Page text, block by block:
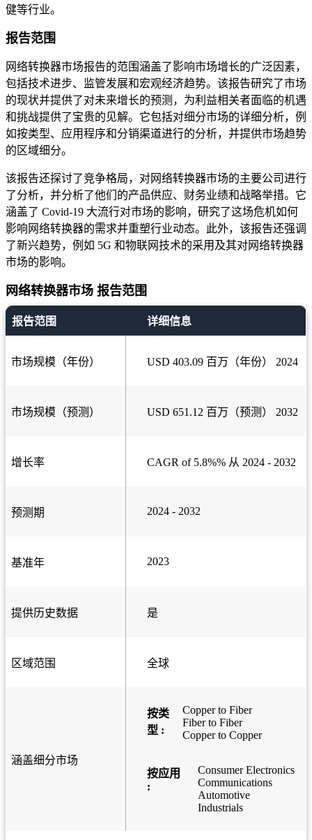
健等行业。
报告范围
网络转换器市场报告的范围涵盖了影响市场增长的广泛因素，
包括技术进步、监管发展和宏观经济趋势。该报告研究了市场
的现状并提供了对未来增长的预测，为利益相关者面临的机遇
和挑战提供了宝贵的见解。它包括对细分市场的详细分析，例
如按类型、应用程序和分销渠道进行的分析，并提供市场趋势
的区域细分。
该报告还探讨了竞争格局，对网络转换器市场的主要公司进行
了分析，并分析了他们的产品供应、财务业绩和战略举措。它
涵盖了 Covid-19 大流行对市场的影响，研究了这场危机如何
影响网络转换器的需求并重塑行业动态。此外，该报告还强调
了新兴趋势，例如 5G 和物联网技术的采用及其对网络转换器
市场的影响。
网络转换器市场 报告范围
报告范围 详细信息
市场规模（年份） USD 403.09 百万（年份） 2024
市场规模（预测） USD 651.12 百万（预测） 2032
增长率 CAGR of 5.8%% 从 2024 - 2032
预测期 2024 - 2032
基准年 2023
提供历史数据 是
区域范围 全球
涵盖细分市场
按类
型 :
Copper to Fiber
Fiber to Fiber
Copper to Copper
按应用
:
Consumer Electronics
Communications
Automotive
Industrials